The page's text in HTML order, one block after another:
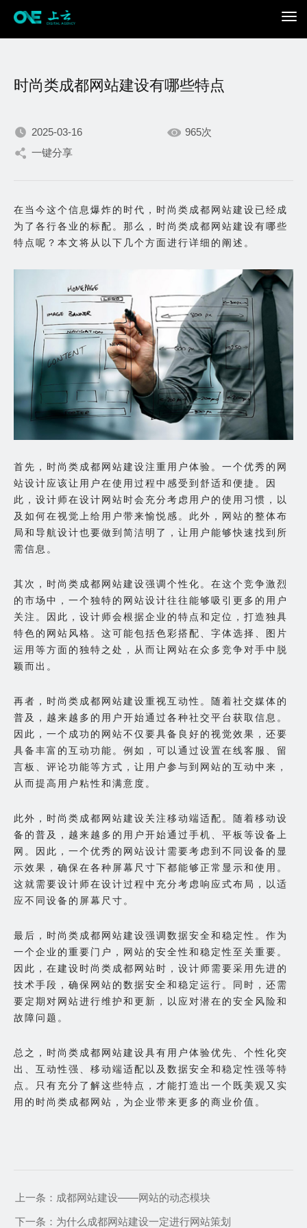
只为在数字世界打造更加
出色的你。
时尚类成都网站建设有哪些特点
2025-03-16
965次
一键分享
在当今这个信息爆炸的时代，时尚类成都网站建设已经成
为了各行各业的标配。那么，时尚类成都网站建设有哪些
特点呢？本文将从以下几个方面进行详细的阐述。
首先，时尚类成都网站建设注重用户体验。一个优秀的网
站设计应该让用户在使用过程中感受到舒适和便捷。因
此，设计师在设计网站时会充分考虑用户的使用习惯，以
及如何在视觉上给用户带来愉悦感。此外，网站的整体布
局和导航设计也要做到简洁明了，让用户能够快速找到所
需信息。
其次，时尚类成都网站建设强调个性化。在这个竞争激烈
的市场中，一个独特的网站设计往往能够吸引更多的用户
关注。因此，设计师会根据企业的特点和定位，打造独具
特色的网站风格。这可能包括色彩搭配、字体选择、图片
运用等方面的独特之处，从而让网站在众多竞争对手中脱
颖而出。
再者，时尚类成都网站建设重视互动性。随着社交媒体的
普及，越来越多的用户开始通过各种社交平台获取信息。
因此，一个成功的网站不仅要具备良好的视觉效果，还要
具备丰富的互动功能。例如，可以通过设置在线客服、留
言板、评论功能等方式，让用户参与到网站的互动中来，
从而提高用户粘性和满意度。
此外，时尚类成都网站建设关注移动端适配。随着移动设
备的普及，越来越多的用户开始通过手机、平板等设备上
网。因此，一个优秀的网站设计需要考虑到不同设备的显
示效果，确保在各种屏幕尺寸下都能够正常显示和使用。
这就需要设计师在设计过程中充分考虑响应式布局，以适
应不同设备的屏幕尺寸。
最后，时尚类成都网站建设强调数据安全和稳定性。作为
一个企业的重要门户，网站的安全性和稳定性至关重要。
因此，在建设时尚类成都网站时，设计师需要采用先进的
技术手段，确保网站的数据安全和稳定运行。同时，还需
要定期对网站进行维护和更新，以应对潜在的安全风险和
故障问题。
总之，时尚类成都网站建设具有用户体验优先、个性化突
出、互动性强、移动端适配以及数据安全和稳定性强等特
点。只有充分了解这些特点，才能打造出一个既美观又实
用的时尚类成都网站，为企业带来更多的商业价值。
上一条： 成都网站建设——网站的动态模块
下一条： 为什么成都网站建设一定进行网站策划